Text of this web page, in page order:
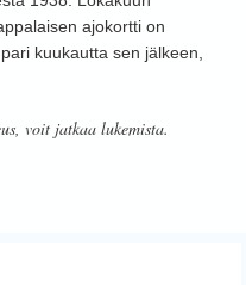
ajokortti on
kuukautta sen jälkeen,
voit jatkaa lukemista.